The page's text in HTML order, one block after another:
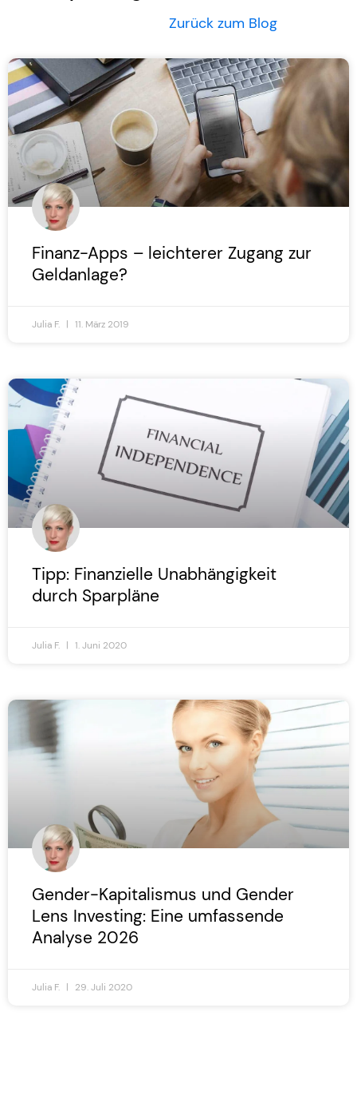
Zurück zum Blog
Finanz-Apps – leichterer Zugang zur
Geldanlage?
Julia F. 11. März 2019
Tipp: Finanzielle Unabhängigkeit
durch Sparpläne
Julia F. 1. Juni 2020
Gender-Kapitalismus und Gender
Lens Investing: Eine umfassende
Analyse 2026
Julia F. 29. Juli 2020